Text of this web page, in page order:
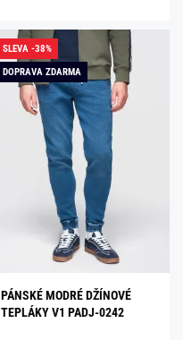
SLEVA -38%
DOPRAVA ZDARMA
PÁNSKÉ MODRÉ DŽÍNOVÉ
TEPLÁKY V1 PADJ-0242